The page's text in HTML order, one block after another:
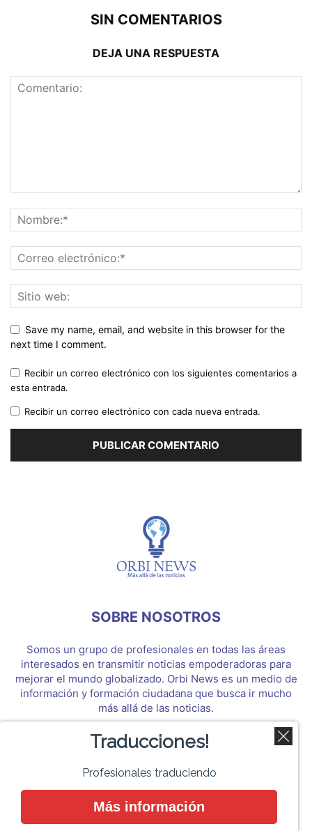
SIN COMENTARIOS
DEJA UNA RESPUESTA
Save my name, email, and website in this browser for the
next time I comment.
Recibir un correo electrónico con los siguientes comentarios a
esta entrada.
Recibir un correo electrónico con cada nueva entrada.
SOBRE NOSOTROS
Somos un grupo de profesionales en todas las áreas
interesados en transmitir noticias empoderadoras para
mejorar el mundo globalizado. Orbi News es un medio de
información y formación ciudadana que busca ir mucho
más allá de las noticias.
SÍGUENOS
Traducciones!
Profesionales traduciendo
Más información